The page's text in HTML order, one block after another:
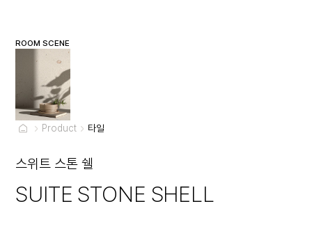
ROOM SCENE
Product 타일
스위트 스톤 쉘
SUITE STONE SHELL